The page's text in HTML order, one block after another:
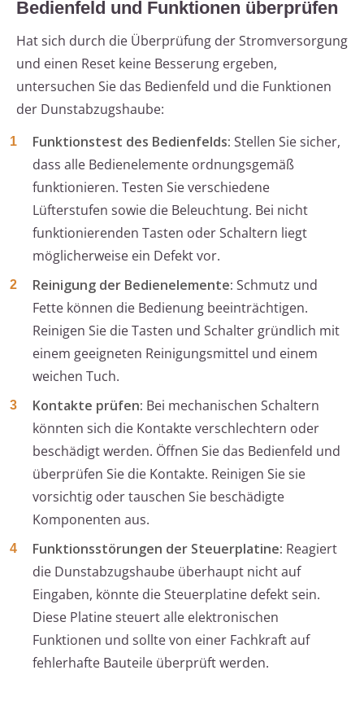
Bedienfeld und Funktionen überprüfen
Hat sich durch die Überprüfung der Stromversorgung
und einen Reset keine Besserung ergeben,
untersuchen Sie das Bedienfeld und die Funktionen
der Dunstabzugshaube:
Funktionstest des Bedienfelds: Stellen Sie sicher,
dass alle Bedienelemente ordnungsgemäß
funktionieren. Testen Sie verschiedene
Lüfterstufen sowie die Beleuchtung. Bei nicht
funktionierenden Tasten oder Schaltern liegt
möglicherweise ein Defekt vor.
Reinigung der Bedienelemente: Schmutz und
Fette können die Bedienung beeinträchtigen.
Reinigen Sie die Tasten und Schalter gründlich mit
einem geeigneten Reinigungsmittel und einem
weichen Tuch.
Kontakte prüfen: Bei mechanischen Schaltern
könnten sich die Kontakte verschlechtern oder
beschädigt werden. Öffnen Sie das Bedienfeld und
überprüfen Sie die Kontakte. Reinigen Sie sie
vorsichtig oder tauschen Sie beschädigte
Komponenten aus.
Funktionsstörungen der Steuerplatine: Reagiert
die Dunstabzugshaube überhaupt nicht auf
Eingaben, könnte die Steuerplatine defekt sein.
Diese Platine steuert alle elektronischen
Funktionen und sollte von einer Fachkraft auf
fehlerhafte Bauteile überprüft werden.